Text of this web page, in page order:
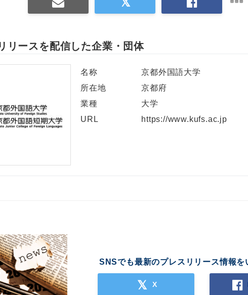
リースを配信した企業・団体
名称
京都外国語大学
所在地
京都府
業種
大学
URL
https://www.kufs.ac.jp
SNSでも最新のプレスリリース情報を
X